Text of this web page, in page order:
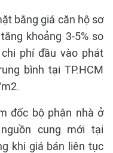
bằng giá căn hộ sơ
khoảng 3-5% so
phí đầu vào phát
bình tại TP.HCM
đốc bộ phận nhà ở
cung mới tại
khi giá bán liên tục